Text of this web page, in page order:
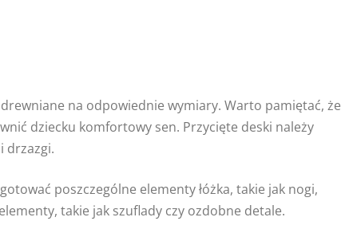
na odpowiednie wymiary. Warto pamiętać, że
dziecku komfortowy sen. Przycięte deski należy
drzazgi.
poszczególne elementy łóżka, takie jak nogi,
takie jak szuflady czy ozdobne detale.